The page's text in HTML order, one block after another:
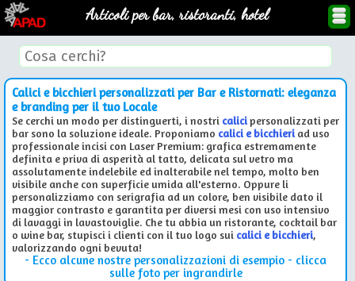
Articoli per bar, ristoranti, hotel
Calici e bicchieri personalizzati per Bar e Ristornati: eleganza
e branding per il tuo Locale
Se cerchi un modo per distinguerti, i nostri calicipersonalizzati per
bar sono la soluzione ideale. Proponiamo calici e bicchieri ad uso
professionale incisi con Laser Premium: grafica estremamente
definita e priva di asperità al tatto, delicata sul vetro ma
assolutamente indelebile ed inalterabile nel tempo, molto ben
visibile anche con superficie umida all'esterno. Oppure li
personalizziamo con serigrafia ad un colore, ben visibile dato il
maggior contrasto e garantita per diversi mesi con uso intensivo
di lavaggi in lavastoviglie. Che tu abbia un ristorante, cocktail bar
o wine bar, stupisci i clienti con il tuo logo sui calici e bicchieri,
valorizzando ogni bevuta!
- Ecco alcune nostre personalizzazioni di esempio - clicca
sulle foto per ingrandirle